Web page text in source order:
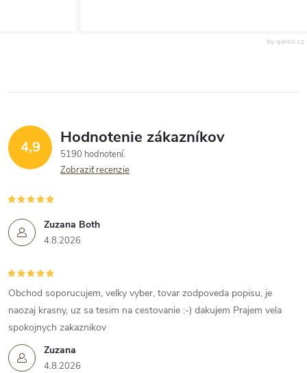
by qeron.cz
4,9 Hodnotenie zákazníkov
5190 hodnotení
Zobraziť recenzie
Zuzana Both
4.8.2026
Zuzana
4.8.2026
Obchod soporucujem, velky vyber, tovar zodpoveda popisu, je
naozaj krasny, uz sa tesim na cestovanie :-) dakujem Prajem vela
spokojnych zakaznikov